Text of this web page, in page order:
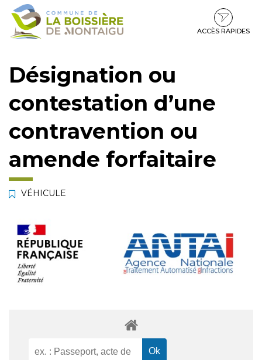
Gestion des traceurs
Aller
Aller
contenu
Aller
pied
ACCÈS RAPIDES
Désignation ou
contestation d’une
contravention ou
amende forfaitaire
VÉHICULE